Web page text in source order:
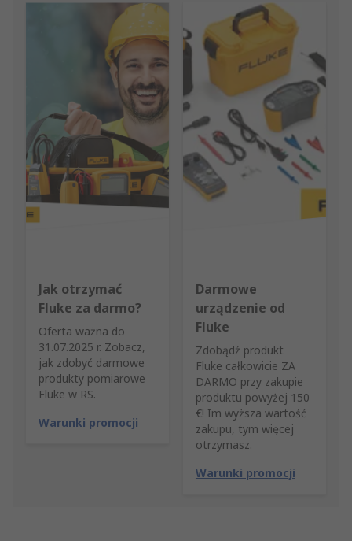
Jak otrzymać
Fluke za darmo?
Oferta ważna do
31.07.2025 r. Zobacz,
jak zdobyć darmowe
produkty pomiarowe
Fluke w RS.
Warunki promocji
Darmowe
urządzenie od
Fluke
Zdobądź produkt
Fluke całkowicie ZA
DARMO przy zakupie
produktu powyżej 150
€! Im wyższa wartość
zakupu, tym więcej
otrzymasz.
Warunki promocji